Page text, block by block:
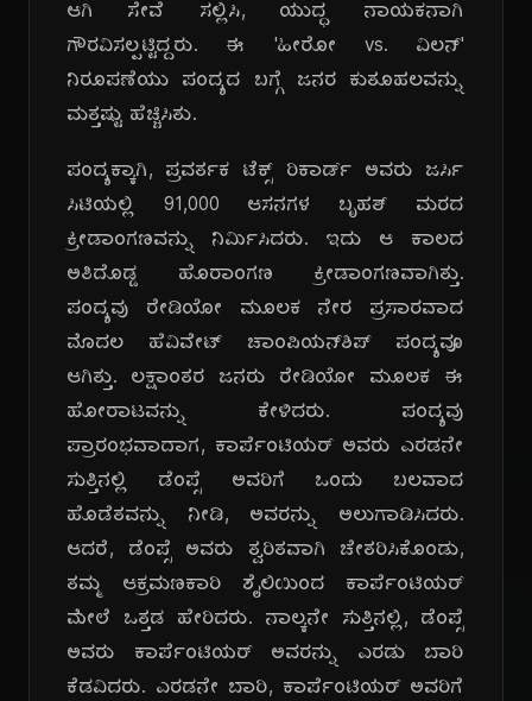
ಆಗಿ ಸೇವೆ ಸಲ್ಲಿಸಿ, ಯುದ್ಧ ನಾಯಕನಾಗಿ
ಗೌರವಿಸಲ್ಪಟ್ಟಿದ್ದರು. ಈ 'ಹೀರೋ vs. ವಿಲನ್'
ನಿರೂಪಣೆಯು ಪಂದ್ಯದ ಬಗ್ಗೆ ಜನರ ಕುತೂಹಲವನ್ನು
ಮತ್ತಷ್ಟು ಹೆಚ್ಚಿಸಿತು.
ಪಂದ್ಯಕ್ಕಾಗಿ, ಪ್ರವರ್ತಕ ಟೆಕ್ಸ್ ರಿಕಾರ್ಡ್ ಅವರು ಜರ್ಸಿ
ಸಿಟಿಯಲ್ಲಿ 91,000 ಆಸನಗಳ ಬೃಹತ್ ಮರದ
ಕ್ರೀಡಾಂಗಣವನ್ನು ನಿರ್ಮಿಸಿದರು. ಇದು ಆ ಕಾಲದ
ಅತಿದೊಡ್ಡ ಹೊರಾಂಗಣ ಕ್ರೀಡಾಂಗಣವಾಗಿತ್ತು.
ಪಂದ್ಯವು ರೇಡಿಯೋ ಮೂಲಕ ನೇರ ಪ್ರಸಾರವಾದ
ಮೊದಲ ಹೆವಿವೇಟ್ ಚಾಂಪಿಯನ್‌ಶಿಪ್ ಪಂದ್ಯವೂ
ಆಗಿತ್ತು. ಲಕ್ಷಾಂತರ ಜನರು ರೇಡಿಯೋ ಮೂಲಕ ಈ
ಹೋರಾಟವನ್ನು ಕೇಳಿದರು. ಪಂದ್ಯವು
ಪ್ರಾರಂಭವಾದಾಗ, ಕಾರ್ಪೆಂಟಿಯರ್ ಅವರು ಎರಡನೇ
ಸುತ್ತಿನಲ್ಲಿ ಡೆಂಪ್ಸೆ ಅವರಿಗೆ ಒಂದು ಬಲವಾದ
ಹೊಡೆತವನ್ನು ನೀಡಿ, ಅವರನ್ನು ಅಲುಗಾಡಿಸಿದರು.
ಆದರೆ, ಡೆಂಪ್ಸೆ ಅವರು ತ್ವರಿತವಾಗಿ ಚೇತರಿಸಿಕೊಂಡು,
ತಮ್ಮ ಆಕ್ರಮಣಕಾರಿ ಶೈಲಿಯಿಂದ ಕಾರ್ಪೆಂಟಿಯರ್
ಮೇಲೆ ಒತ್ತಡ ಹೇರಿದರು. ನಾಲ್ಕನೇ ಸುತ್ತಿನಲ್ಲಿ, ಡೆಂಪ್ಸೆ
ಅವರು ಕಾರ್ಪೆಂಟಿಯರ್ ಅವರನ್ನು ಎರಡು ಬಾರಿ
ಕೆಡವಿದರು. ಎರಡನೇ ಬಾರಿ, ಕಾರ್ಪೆಂಟಿಯರ್ ಅವರಿಗೆ